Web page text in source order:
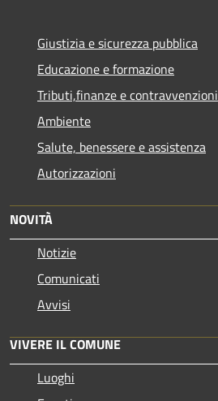
Giustizia e sicurezza pubblica
Educazione e formazione
Tributi,finanze e contravvenzioni
Ambiente
Salute, benessere e assistenza
Autorizzazioni
NOVITÀ
Notizie
Comunicati
Avvisi
VIVERE IL COMUNE
Luoghi